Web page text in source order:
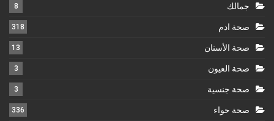
جمالك 8
صحة ادم 318
صحة الأسنان 13
صحة العيون 3
صحة جنسية 3
صحة حواء 336